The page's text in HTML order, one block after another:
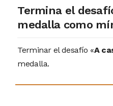
Termina el
medalla como
Terminar el desafío «A
medalla.